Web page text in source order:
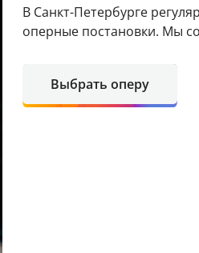
В Санкт-Петербурге
оперные постановки. Мы
Выбрать оперу